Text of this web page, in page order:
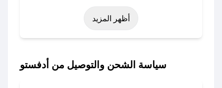
الأضحى، الجمعة البيضاء (شهر نوفمبر)، رمضان،
اليوم الوطني، يوم التأسيس، أو حتى عروض خاصة
باستخدام تطبيق صحصح، يمكنك العثور بسهولة على
أظهر المزيد
سياسة الشحن والتوصيل من أدفستو